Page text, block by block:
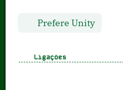
Prefere Unity
Ligações